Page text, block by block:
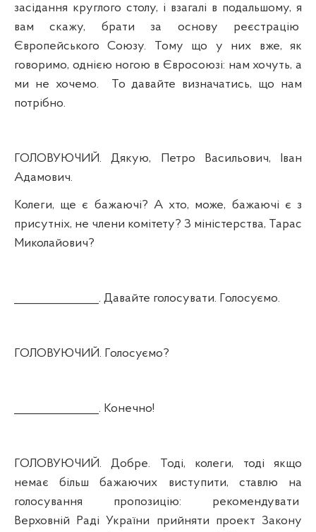
засідання круглого столу, і взагалі в подальшому, я
вам скажу, брати за основу реєстрацію
Європейського Союзу. Тому що у них вже, як
говоримо, однією ногою в Євросоюзі: нам хочуть, а
ми не хочемо.
То давайте визначатись, що нам
потрібно.
ГОЛОВУЮЧИЙ. Дякую, Петро Васильович, Іван
Адамович.
Колеги, ще є бажаючі? А хто, може, бажаючі є з
присутніх, не члени комітету? З міністерства, Тарас
Миколайович?
_______________. Давайте голосувати. Голосуємо.
ГОЛОВУЮЧИЙ. Голосуємо?
_______________. Конечно!
ГОЛОВУЮЧИЙ. Добре. Тоді, колеги, тоді якщо
немає більш бажаючих виступити, ставлю на
голосування пропозицію: рекомендувати
Верховній Раді України прийняти проект Закону